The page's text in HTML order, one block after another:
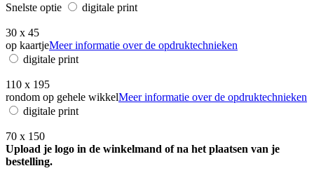
Snelste optie
digitale print
30 x 45
op kaartjeMeer informatie over de opdruktechnieken
digitale print
110 x 195
rondom op gehele wikkelMeer informatie over de opdruktechnieken
digitale print
70 x 150
Upload je logo in de winkelmand of na het plaatsen van je
bestelling.